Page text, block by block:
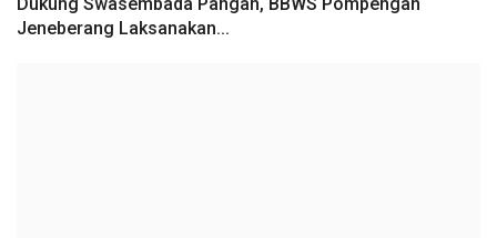
Jeneberang Laksanakan...